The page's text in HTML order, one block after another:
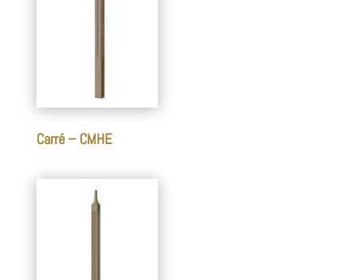
Carré – CMHE